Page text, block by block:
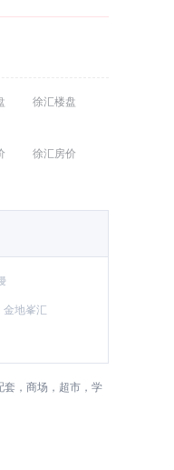
徐汇楼盘
徐汇房价
金地峯汇
套，商场，超市，学